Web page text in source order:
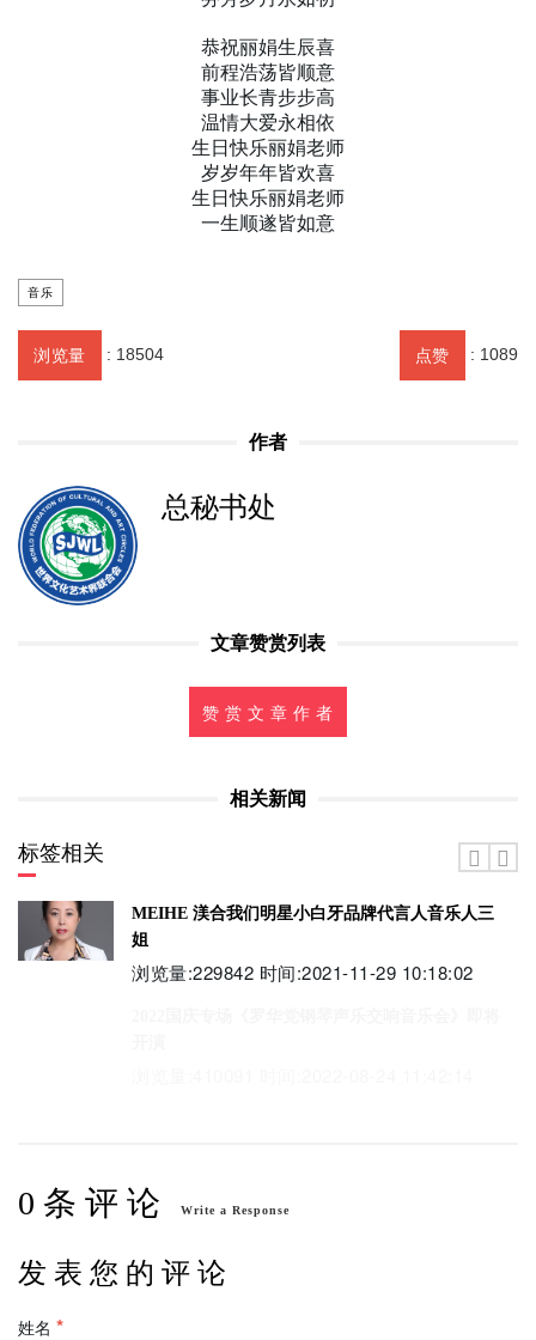
恭祝丽娟生辰喜
前程浩荡皆顺意
事业长青步步高
温情大爱永相依
生日快乐丽娟老师
岁岁年年皆欢喜
生日快乐丽娟老师
一生顺遂皆如意
音乐
浏览量 : 18504 点赞 : 1089
作者
总秘书处
文章赞赏列表
赞 赏 文 章 作 者
相关新闻
标签相关
MEIHE 渼合我们明星小白牙品牌代言人音乐人三
姐
浏览量:229842 时间:2021-11-29 10:18:02
0 条 评 论 Write a Response
发 表 您 的 评 论
姓名